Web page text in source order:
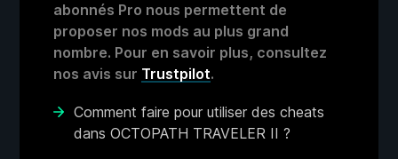
abonnés Pro nous permettent de
proposer nos mods au plus grand
nombre. Pour en savoir plus, consultez
nos avis sur Trustpilot.
Comment faire pour utiliser des cheats
dans OCTOPATH TRAVELER II ?